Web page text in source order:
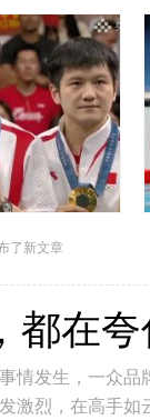
你方唱...
了新文章
都在
情发生，一众品
激烈，在高手